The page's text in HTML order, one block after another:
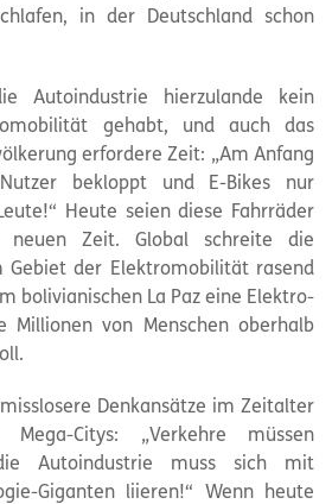
in der Deutschland schon
Autoindustrie hierzulande kein
gehabt, und auch das
erfordere Zeit: „Am Anfang
bekloppt und E-Bikes nur
Heute seien diese Fahrräder
neuen Zeit. Global schreite die
Gebiet der Elektromobilität rasend
bolivianischen La Paz eine Elektro-
Millionen von Menschen oberhalb
Denkansätze im Zeitalter
Mega-Citys: „Verkehre müssen
Autoindustrie muss sich mit
Giganten liieren!“ Wenn heute